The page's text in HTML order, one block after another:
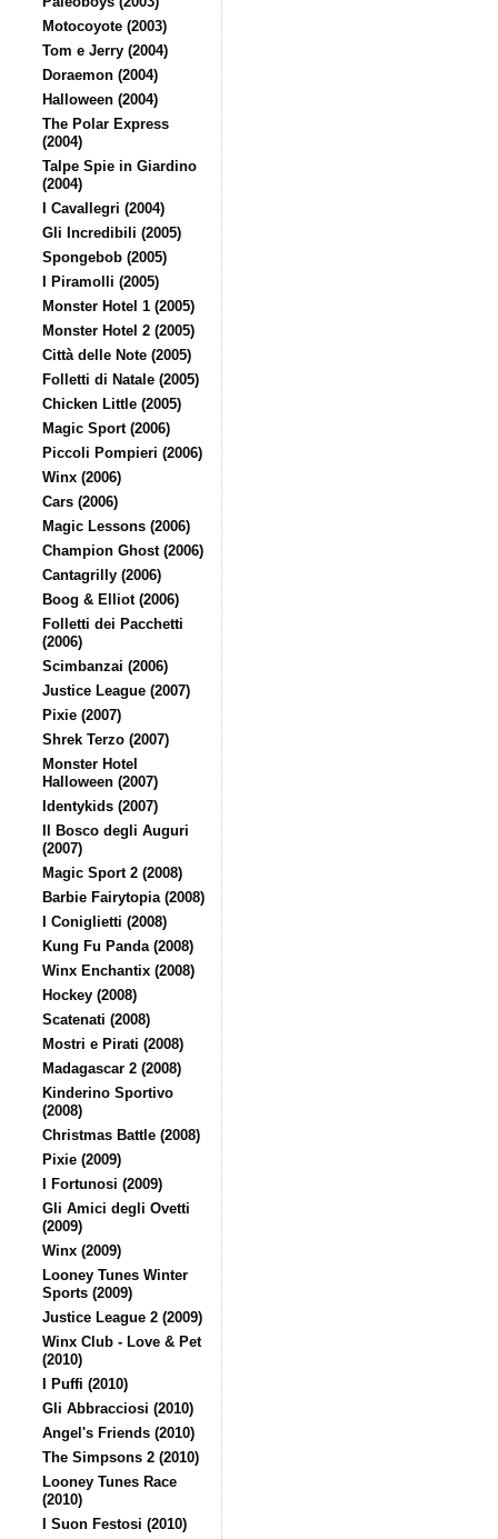
Motocoyote (2003)
Tom e Jerry (2004)
Doraemon (2004)
Halloween (2004)
The Polar Express
(2004)
Talpe Spie in Giardino
(2004)
I Cavallegri (2004)
Gli Incredibili (2005)
Spongebob (2005)
I Piramolli (2005)
Monster Hotel 1 (2005)
Monster Hotel 2 (2005)
Città delle Note (2005)
Folletti di Natale (2005)
Chicken Little (2005)
Magic Sport (2006)
Piccoli Pompieri (2006)
Winx (2006)
Cars (2006)
Magic Lessons (2006)
Champion Ghost (2006)
Cantagrilly (2006)
Boog & Elliot (2006)
Folletti dei Pacchetti
(2006)
Scimbanzai (2006)
Justice League (2007)
Pixie (2007)
Shrek Terzo (2007)
Monster Hotel
Halloween (2007)
Identykids (2007)
Il Bosco degli Auguri
(2007)
Magic Sport 2 (2008)
Barbie Fairytopia (2008)
I Coniglietti (2008)
Kung Fu Panda (2008)
Winx Enchantix (2008)
Hockey (2008)
Scatenati (2008)
Mostri e Pirati (2008)
Madagascar 2 (2008)
Kinderino Sportivo
(2008)
Christmas Battle (2008)
Pixie (2009)
I Fortunosi (2009)
Gli Amici degli Ovetti
(2009)
Winx (2009)
Looney Tunes Winter
Sports (2009)
Justice League 2 (2009)
Winx Club - Love & Pet
(2010)
I Puffi (2010)
Gli Abbracciosi (2010)
Angel's Friends (2010)
The Simpsons 2 (2010)
Looney Tunes Race
(2010)
I Suon Festosi (2010)